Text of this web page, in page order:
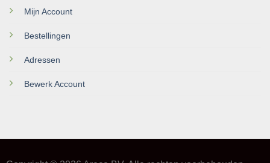
Mijn Account
Bestellingen
Adressen
Bewerk Account